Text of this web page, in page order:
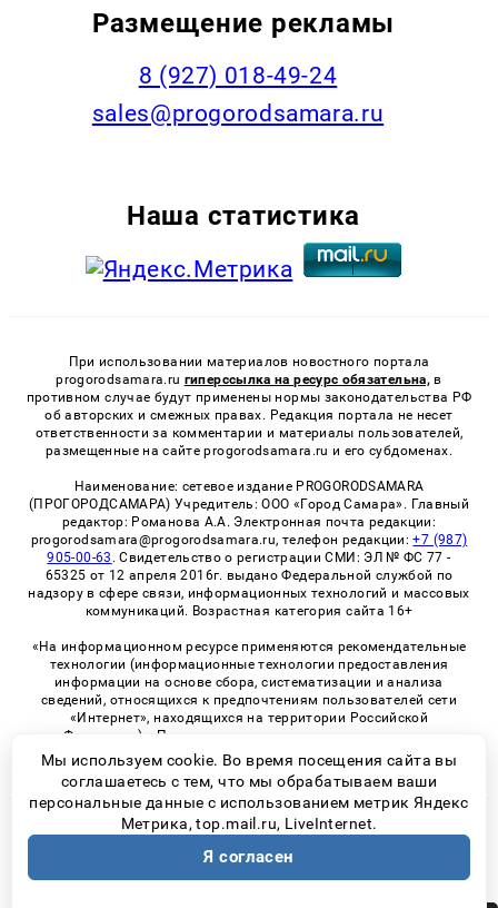
Размещение рекламы
8 (927) 018-49-24
sales@progorodsamara.ru
Наша статистика
При использовании материалов новостного портала
progorodsamara.ru гиперссылка на ресурс обязательна, в
противном случае будут применены нормы законодательства РФ
об авторских и смежных правах. Редакция портала не несет
ответственности за комментарии и материалы пользователей,
размещенные на сайте progorodsamara.ru и его субдоменах.
Наименование: сетевое издание PROGORODSAMARA
(ПРОГОРОДСАМАРА) Учредитель: ООО «Город Самара». Главный
редактор: Романова А.А. Электронная почта редакции:
progorodsamara@progorodsamara.ru, телефон редакции:+7 (987)
905-00-63 . Свидетельство о регистрации СМИ: ЭЛ № ФС 77 -
65325 от 12 апреля 2016г. выдано Федеральной службой по
надзору в сфере связи, информационных технологий и массовых
коммуникаций. Возрастная категория сайта 16+
«На информационном ресурсе применяются рекомендательные
технологии (информационные технологии предоставления
информации на основе сбора, систематизации и анализа
сведений, относящихся к предпочтениям пользователей сети
«Интернет», находящихся на территории Российской
Федерации)». Правила применения рекомендательных
технологий в виджетах рекламно-обменной сети
«СМИ2» (PDF)
© 2026 «ProGorodSamara» | Все права защищены
Возрастная категория сайта 16+
Политика конфиденциальности
Мы используем cookie. Во время посещения сайта вы
соглашаетесь с тем, что мы обрабатываем ваши
персональные данные с использованием метрик Яндекс
Метрика, top.mail.ru, LiveInternet.
Я согласен